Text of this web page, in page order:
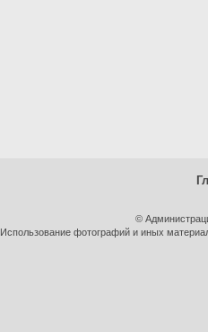
©
Использование фотографий и иных